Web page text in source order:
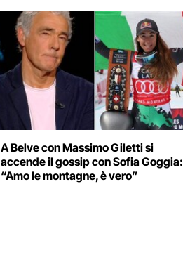
A Belve con Massimo Giletti si
accende il gossip con Sofia Goggia:
“Amo le montagne, è vero”